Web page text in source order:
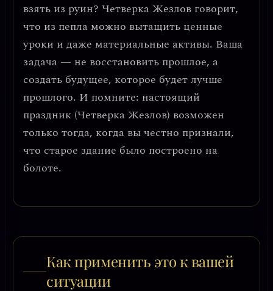
взять из руин? Четверка Жезлов говорит,
что из пепла можно вытащить ценные
уроки и даже материальные активы. Ваша
задача — не восстановить прошлое, а
создать будущее, которое будет лучше
прошлого. И помните: настоящий
праздник (Четверка Жезлов) возможен
только тогда, когда вы честно признали,
что старое здание было построено на
болоте.
Как применить это к вашей
ситуации